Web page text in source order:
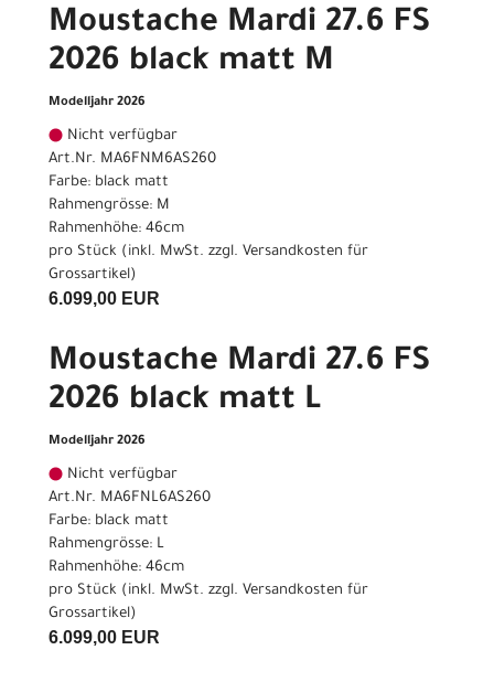
Moustache Mardi 27.6 FS
2026 black matt M
Modelljahr 2026
Nicht verfügbar
Art.Nr. MA6FNM6AS260
Farbe: black matt
Rahmengrösse: M
Rahmenhöhe: 46cm
pro Stück (inkl. MwSt. zzgl. Versandkosten für
Grossartikel)
6.099,00 EUR
Moustache Mardi 27.6 FS
2026 black matt L
Modelljahr 2026
Nicht verfügbar
Art.Nr. MA6FNL6AS260
Farbe: black matt
Rahmengrösse: L
Rahmenhöhe: 46cm
pro Stück (inkl. MwSt. zzgl. Versandkosten für
Grossartikel)
6.099,00 EUR